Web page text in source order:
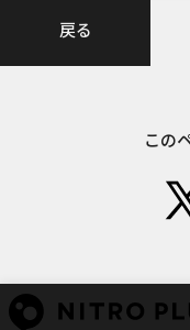
戻る
この